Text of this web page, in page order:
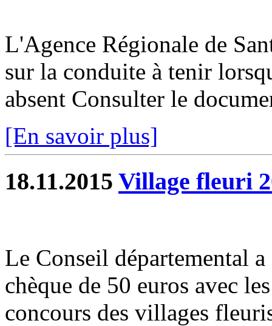
L'Agence Régionale de
sur la conduite à tenir
absent Consulter le
[En savoir plus]
18.11.2015 Village fleuri
Le Conseil départemental
chèque de 50 euros avec
concours des villages